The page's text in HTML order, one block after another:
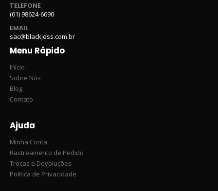
TELEFONE
(61) 98624-6690
EMAIL
sac@blackjess.com.br
Menu Rápido
Início
Sobre Nós
Blog
Contato
Ajuda
Minha Conta
Rastreamento de Pedido
Trocas e Devoluções
Política de Privacidade